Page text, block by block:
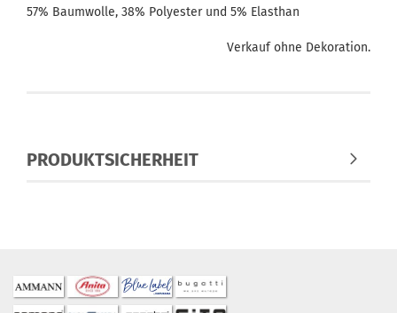
57% Baumwolle, 38% Polyester und 5% Elasthan
Verkauf ohne Dekoration.
PRODUKTSICHERHEIT